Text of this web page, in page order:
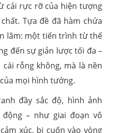
cái rực rỡ của hiện tượng
Tựa đề đã hàm chứa
lãm: một tiến trình từ thế
đến sự giản lược tối đa –
cái rỗng không, mà là nền
mọi hình tướng.
đầy sắc độ, hình ảnh
– như giai đoạn vô
xúc, bị cuốn vào vòng